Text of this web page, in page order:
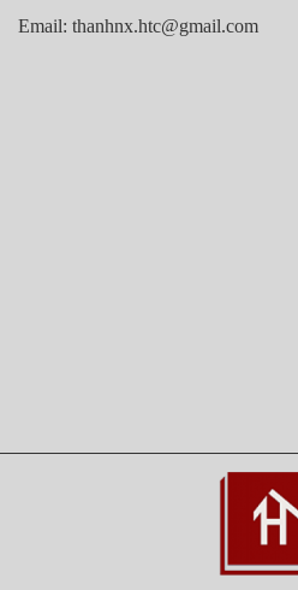
Email: thanhnx.htc@gmail.com